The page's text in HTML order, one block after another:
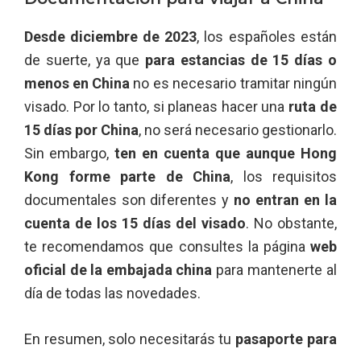
Desde diciembre de 2023, los españoles están
de suerte, ya que para estancias de 15 días o
menos en China no es necesario tramitar ningún
visado. Por lo tanto, si planeas hacer una ruta de
15 días por China, no será necesario gestionarlo.
Sin embargo, ten en cuenta que aunque Hong
Kong forme parte de China, los requisitos
documentales son diferentes y no entran en la
cuenta de los 15 días del visado. No obstante,
te recomendamos que consultes la página web
oficial de la embajada china para mantenerte al
día de todas las novedades.
En resumen, solo necesitarás tu pasaporte para